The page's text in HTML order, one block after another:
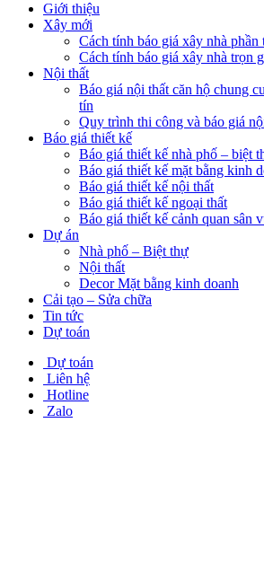
Giới thiệu
Xây mới
Cách tính báo giá xây nhà phần
Cách tính báo giá xây nhà trọn
Nội thất
Báo giá nội thất căn hộ chung
tín
Quy trình thi công và báo giá
Báo giá thiết kế
Báo giá thiết kế nhà phố – biệt
Báo giá thiết kế mặt bằng kinh
Báo giá thiết kế nội thất
Báo giá thiết kế ngoại thất
Báo giá thiết kế cảnh quan sân
Dự án
Nhà phố – Biệt thự
Nội thất
Decor Mặt bằng kinh doanh
Cải tạo – Sửa chữa
Tin tức
Dự toán
Dự toán
Liên hệ
Hotline
Zalo